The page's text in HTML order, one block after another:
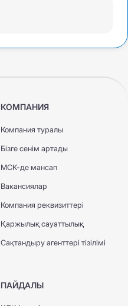
КОМПАНИЯ
Компания туралы
Бізге сенім артады
МСК-де мансап
Вакансиялар
Компания реквизиттері
Қаржылық сауаттылық
Сақтандыру агенттері тізілімі
ПАЙДАЛЫ